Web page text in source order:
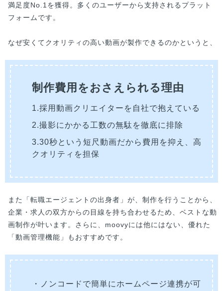
満足度No.1を獲得。多くのユーザーから支持されるプラット
フォームです。
なぜ安くてクオリティの高い動画が製作できるのかというと、
制作費用をおさえられる理由
1.採用動画クリエイターを自社で抱えている
2.撮影にかかる工数の無駄を徹底に排除
3.30秒という短尺動画だから費用を抑え、高
クオリティを担保
また「転職エージェントの出身者」が、制作を行うことから、
企業・求人の双方からの目線を持ち合わせるため、ベストな動
画制作が叶います。さらに、moovyには他にはない、優れた
「動画管理機能」もおすすめです。
・ノンコードで簡単にホームページ連携が可